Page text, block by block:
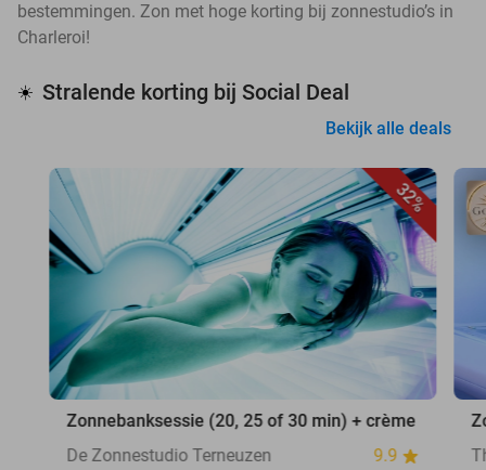
bestemmingen. Zon met hoge korting bij zonnestudio’s in
Charleroi!
☀️ Stralende korting bij Social Deal
Bekijk alle deals
32%
Zonnebanksessie (20, 25 of 30 min) + crème
De Zonnestudio Terneuzen
9.9